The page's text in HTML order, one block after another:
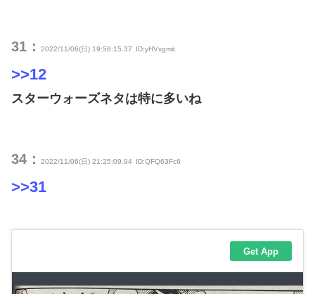
31： 2022/11/06(日) 19:58:15.37 ID:yHVxgmit
>>12
スターウォーズネタは特に多いね
34： 2022/11/06(日) 21:25:09.94 ID:QFQ63Fc6
>>31